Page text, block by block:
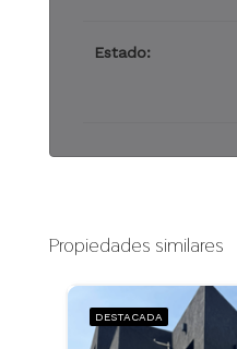
Estado:
Propiedades similares
DESTACADA